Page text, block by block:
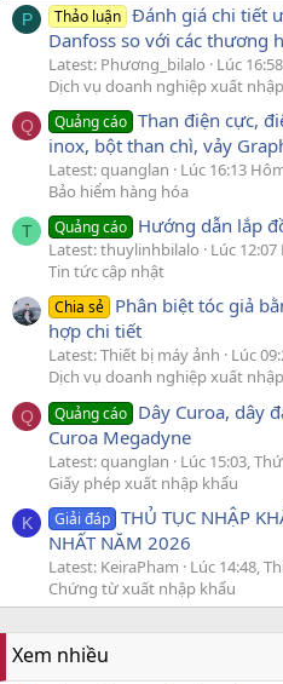
P Thảo luận Đánh giá chi tiết
Danfoss so với các thương
Latest: Phương_bilalo
Lúc
Dịch vụ doanh nghiệp xuất
Q Quảng cáo Than điện cực,
inox, bột than chì, vảy
Latest: quanglan
Lúc 16:13
Bảo hiểm hàng hóa
T Quảng cáo Hướng dẫn lắp
Latest: thuylinhbilalo
Lúc
Tin tức cập nhật
Chia sẻ Phân biệt tóc giả
hợp chi tiết
Latest: Thiết bị máy ảnh
Lúc
Dịch vụ doanh nghiệp xuất
Q Quảng cáo Dây Curoa, dây
Curoa Megadyne
Latest: quanglan
Lúc 15:03,
Giấy phép xuất nhập khẩu
K Giải đáp THỦ TỤC NHẬP
NHẤT NĂM 2026
Latest: KeiraPham
Lúc 14:48,
Chứng từ xuất nhập khẩu
Xem nhiều